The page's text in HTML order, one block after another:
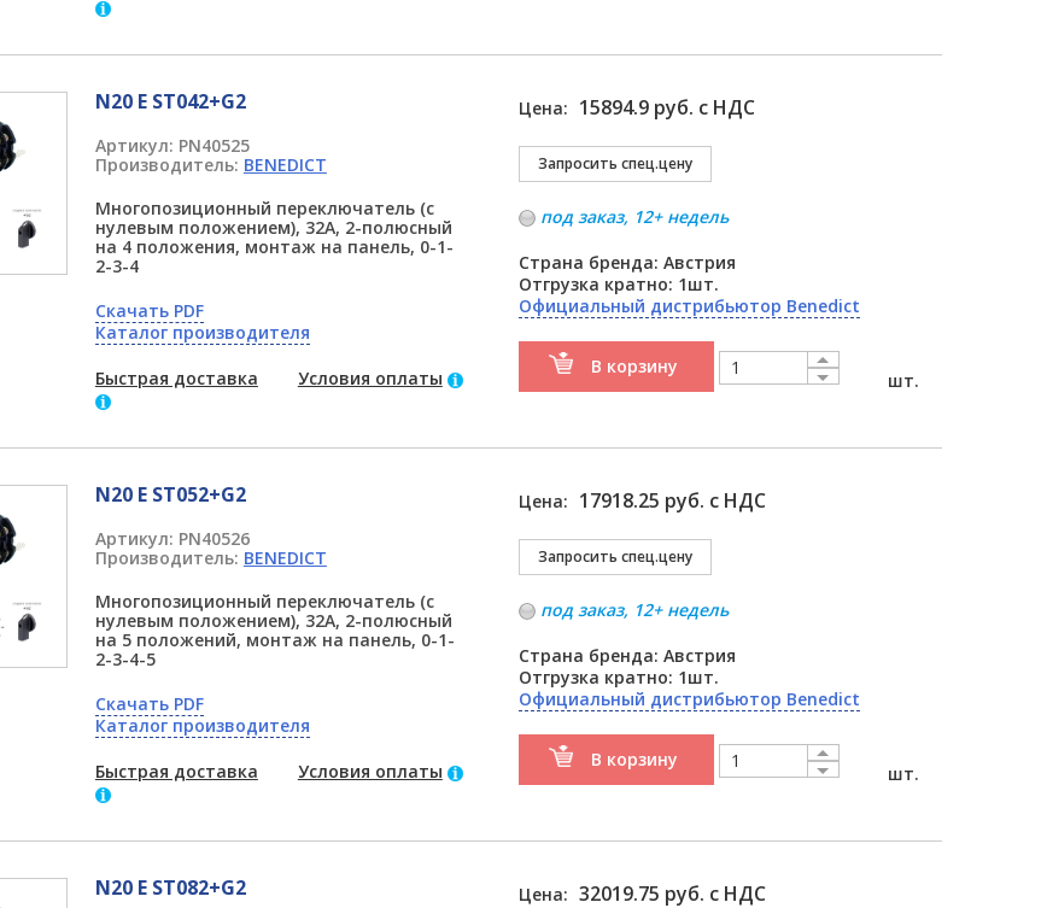
N20 E ST042+G2
Артикул: PN40525
Производитель: BENEDICT
Многопозиционный переключатель (с
нулевым положением), 32А, 2-полюсный
на 4 положения, монтаж на панель, 0-1-
2-3-4
Скачать PDF
Каталог производителя
Быстрая доставка
Условия оплаты
Цена: 15894.9 руб. с НДС
под заказ, 12+ недель
Страна бренда: Австрия
Отгрузка кратно: 1шт.
Официальный дистрибьютор Benedict
В корзину
шт.
N20 E ST052+G2
Артикул: PN40526
Производитель: BENEDICT
Многопозиционный переключатель (с
нулевым положением), 32А, 2-полюсный
на 5 положений, монтаж на панель, 0-1-
2-3-4-5
Скачать PDF
Каталог производителя
Быстрая доставка
Условия оплаты
Цена: 17918.25 руб. с НДС
под заказ, 12+ недель
Страна бренда: Австрия
Отгрузка кратно: 1шт.
Официальный дистрибьютор Benedict
В корзину
шт.
N20 E ST082+G2 Цена: 32019.75 руб. с НДС